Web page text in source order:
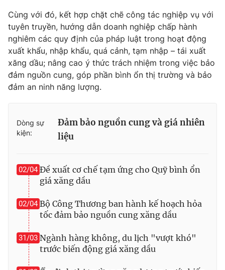
Cùng với đó, kết hợp chặt chẽ công tác nghiệp vụ với
tuyên truyền, hướng dẫn doanh nghiệp chấp hành
nghiêm các quy định của pháp luật trong hoạt động
xuất khẩu, nhập khẩu, quá cảnh, tạm nhập – tái xuất
xăng dầu; nâng cao ý thức trách nhiệm trong việc bảo
đảm nguồn cung, góp phần bình ổn thị trường và bảo
đảm an ninh năng lượng.
Dòng sự
kiện:
Đảm bảo nguồn cung và giá nhiên
liệu
02/04 Đề xuất cơ chế tạm ứng cho Quỹ bình ổn
giá xăng dầu
02/04 Bộ Công Thương ban hành kế hoạch hỏa
tốc đảm bảo nguồn cung xăng dầu
31/03 Ngành hàng không, du lịch "vượt khó"
trước biến động giá xăng dầu